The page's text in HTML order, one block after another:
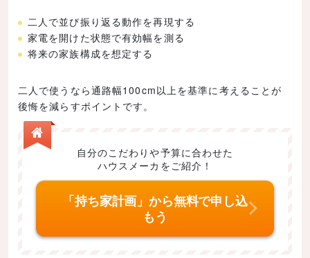
二人で並び振り返る動作を再現する
家電を開けた状態で有効幅を測る
将来の家族構成を想定する
二人で使うなら通路幅100cm以上を基準に考えることが
後悔を減らすポイントです。
自分のこだわりや予算に合わせた
ハウスメーカをご紹介！
「持ち家計画」から無料で申し込
もう